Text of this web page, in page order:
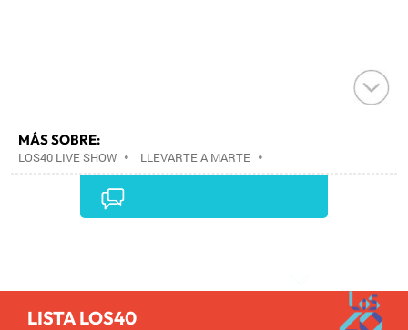
MÁS SOBRE:
LOS40 LIVE SHOW • LLEVARTE A MARTE •
CONCIERTOS•LOS40•GRUPOS MÚSICA•
EVENTOS MUSICALES
•RADIO•AGENDA•PRISA MEDIA•
COMUNICACIÓN•COMUNICACIÓN•
LISTA LOS40